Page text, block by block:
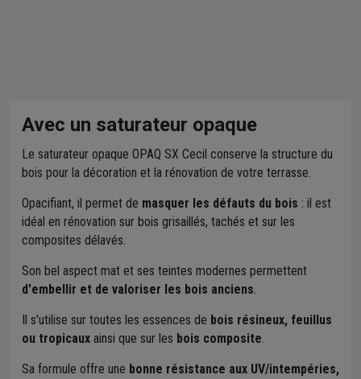
Avec un saturateur opaque
Le saturateur opaque OPAQ SX Cecil conserve la structure du
bois pour la décoration et la rénovation de votre terrasse.
Opacifiant, il permet de masquer les défauts du bois : il est
idéal en rénovation sur bois grisaillés, tachés et sur les
composites délavés.
Son bel aspect mat et ses teintes modernes permettent
d'embellir et de valoriser les bois anciens.
Il s'utilise sur toutes les essences de bois résineux, feuillus
ou tropicaux ainsi que sur les bois composite.
Sa formule offre une bonne résistance aux UV/intempéries,